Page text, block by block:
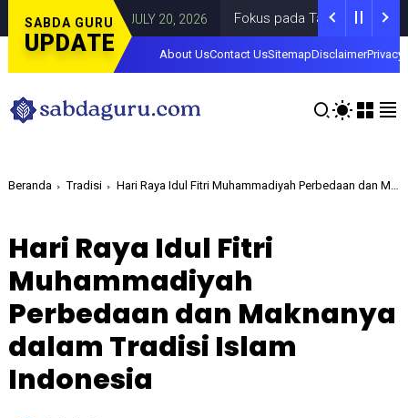
SABDA GURU
UPDATE
DAERAHJULY 20, 2026 Fokus pada Tantangan Akun Tiruan
About UsContact UsSitemapDisclaimerPrivacy
Beranda Tradisi Hari Raya Idul Fitri Muhammadiyah Perbedaan dan Maknanya dalam Tradisi Islam Indonesia
Hari Raya Idul Fitri
Muhammadiyah
Perbedaan dan Maknanya
dalam Tradisi Islam
Indonesia